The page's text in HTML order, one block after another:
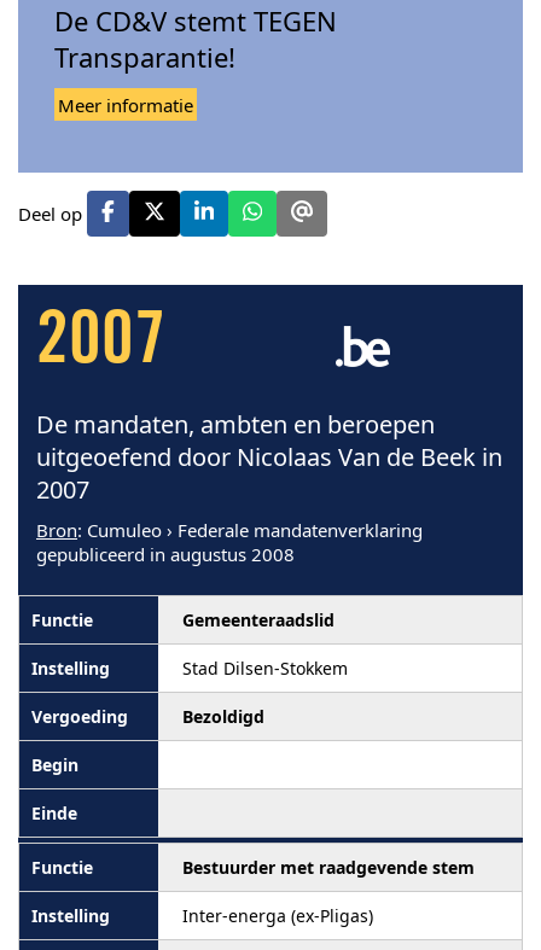
De CD&V stemt TEGEN
Transparantie!
Meer informatie
Deel op
2007
De mandaten, ambten en beroepen
uitgeoefend door Nicolaas Van de Beek in
2007
Bron: Cumuleo › Federale mandatenverklaring
gepubliceerd in augustus 2008
Gemeenteraadslid
Stad Dilsen-Stokkem
Bezoldigd
Bestuurder met raadgevende stem
Inter-energa (ex-Pligas)